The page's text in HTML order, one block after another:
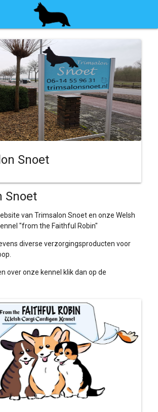
Snoet
Snoet
van Trimsalon Snoet en onze Welsh
"from the Faithful Robin"
diverse verzorgingsproducten voor
over onze kennel klik dan op de